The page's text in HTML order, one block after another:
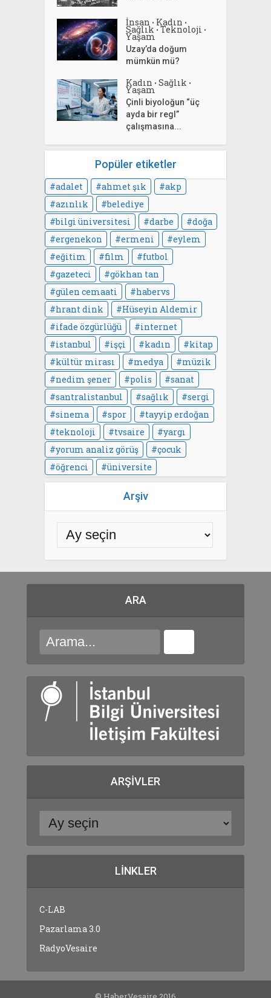
İnsan • Kadın •
Sağlık • Teknoloji •
Yaşam
Uzay’da doğum
mümkün mü?
Kadın • Sağlık •
Yaşam
Çinli biyoloğun “üç
ayda bir regl”
çalışmasına...
Popüler etiketler
adalet ahmet şık
akp
azınlık
belediye
bilgi üniversitesi
darbe
doğa
ergenekon
ermeni
eylem
eğitim
film
futbol
gazeteci
gökhan tan
gülen cemaati
habervs
hrant dink
Hüseyin Aldemir
ifade özgürlüğü
internet
istanbul
işçi kadın
kitap
kültür mirası
medya
müzik
nedim şener
polis
sanat
santralistanbul
sağlık
sergi
sinema
spor
tayyip erdoğan
teknoloji
tvsaire
yargı
yorum analiz görüş
çocuk
öğrenci
üniversite
Arşiv
ARA
ARŞIVLER
LINKLER
C-LAB
Pazarlama 3.0
RadyoVesaire